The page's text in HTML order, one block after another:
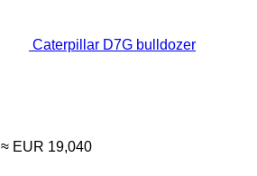
Caterpillar D7G bulldozer
≈ EUR 19,040